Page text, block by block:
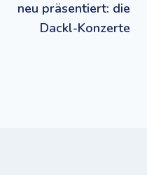
neu präsentiert: die
Dackl-Konzerte